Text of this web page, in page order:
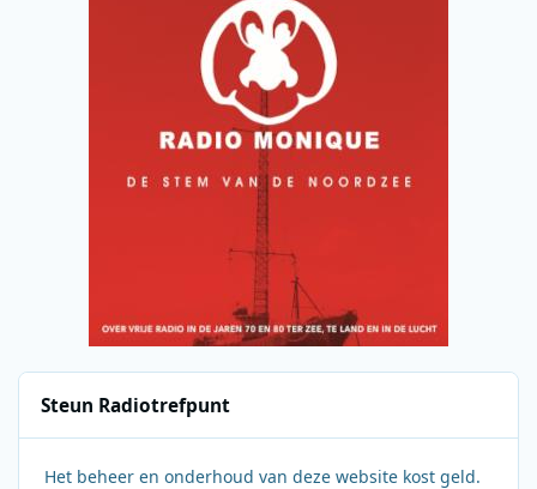
Steun Radiotrefpunt
Het beheer en onderhoud van deze website kost geld.